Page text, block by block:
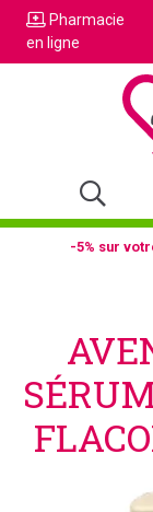
Pharmacie
en ligne
-5% sur